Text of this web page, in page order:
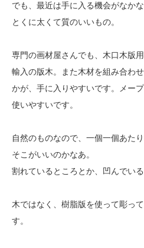
でも、最近は手に入る機会がなかな
とくに太くて質のいいもの。
専門の画材屋さんでも、木口木版
輸入の版木。また木材を組み合わ
かが、手に入りやすいです。メー
使いやすいです。
自然のものなので、一個一個あた
そこがいいのかなあ。
割れているところとか、凹んでいる
木ではなく、樹脂版を使って彫っ
す。